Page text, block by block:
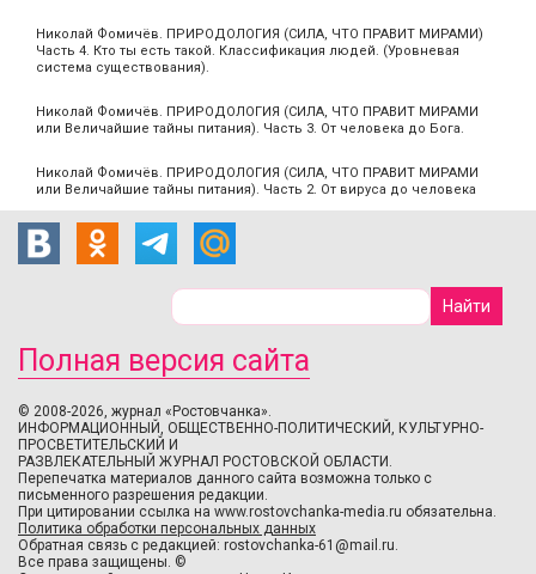
Николай Фомичёв. ПРИРОДОЛОГИЯ (СИЛА, ЧТО ПРАВИТ МИРАМИ)
Часть 4. Кто ты есть такой. Классификация людей. (Уровневая
система существования).
Николай Фомичёв. ПРИРОДОЛОГИЯ (СИЛА, ЧТО ПРАВИТ МИРАМИ
или Величайшие тайны питания). Часть 3. От человека до Бога.
Николай Фомичёв. ПРИРОДОЛОГИЯ (СИЛА, ЧТО ПРАВИТ МИРАМИ
или Величайшие тайны питания). Часть 2. От вируса до человека
Полная версия сайта
© 2008-2026, журнал «Ростовчанка».
ИНФОРМАЦИОННЫЙ, ОБЩЕСТВЕННО-ПОЛИТИЧЕСКИЙ, КУЛЬТУРНО-
ПРОСВЕТИТЕЛЬСКИЙ И
РАЗВЛЕКАТЕЛЬНЫЙ ЖУРНАЛ РОСТОВСКОЙ ОБЛАСТИ.
Перепечатка материалов данного сайта возможна только с
письменного разрешения редакции.
При цитировании ссылка на www.rostovchanka-media.ru обязательна.
Политика обработки персональных данных
Обратная связь с редакцией: rostovchanka-61@mail.ru.
Все права защищены. ©